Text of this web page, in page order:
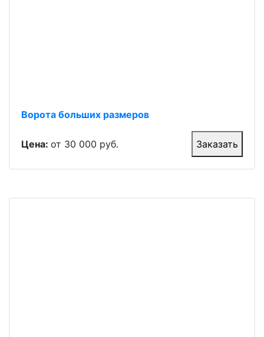
Ворота больших размеров
Цена: от 30 000 руб. Заказать